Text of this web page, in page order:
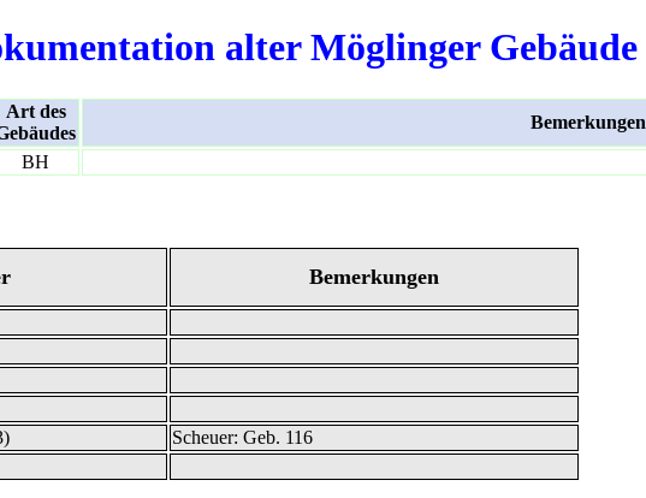
alter Möglinger Gebäude
Art des
Bemerkungen
BH
Bemerkungen
Scheuer: Geb. 116